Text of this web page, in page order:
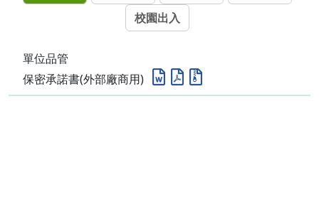
校園出入
單位品管
保密承諾書(外部廠商用)